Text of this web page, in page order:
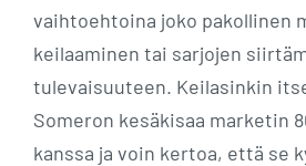
vaihtoehtoina joko pakollinen
keilaaminen tai sarjojen
tulevaisuuteen. Keilasinkin
Someron kesäkisaa marketin
kanssa ja voin kertoa, että se